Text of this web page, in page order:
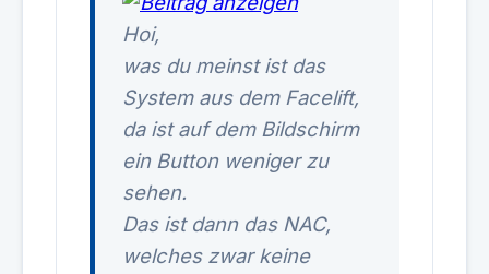
Hoi,
was du meinst ist das
System aus dem Facelift,
da ist auf dem Bildschirm
ein Button weniger zu
sehen.
Das ist dann das NAC,
welches zwar keine